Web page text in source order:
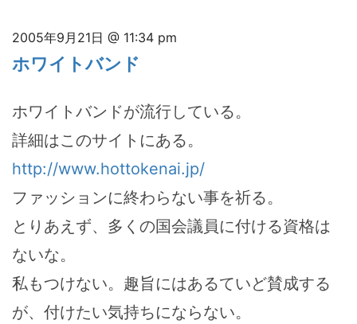
2005年9月21日 @ 11:34 pm
ホワイトバンド
ホワイトバンドが流行している。
詳細はこのサイトにある。
http://www.hottokenai.jp/
ファッションに終わらない事を祈る。
とりあえず、多くの国会議員に付ける資格は
ないな。
私もつけない。趣旨にはあるていど賛成する
が、付けたい気持ちにならない。